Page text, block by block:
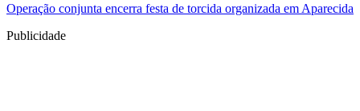
Operação conjunta encerra festa de torcida organizada em Aparecida
Publicidade